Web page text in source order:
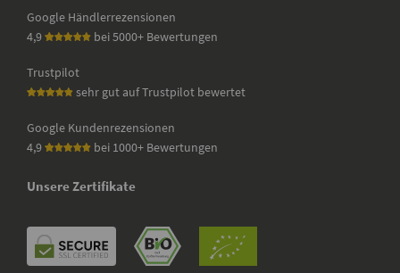
Google Händlerrezensionen
4,9
bei 5000+ Bewertungen
Trustpilot
sehr gut auf Trustpilot bewertet
Google Kundenrezensionen
4,9
bei 1000+ Bewertungen
Unsere Zertifikate